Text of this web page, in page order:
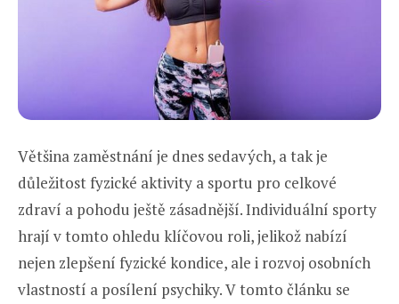
Většina zaměstnání je dnes sedavých, a tak je
důležitost fyzické aktivity a sportu pro celkové
zdraví a pohodu ještě zásadnější. Individuální sporty
hrají v tomto ohledu klíčovou roli, jelikož nabízí
nejen zlepšení fyzické kondice, ale i rozvoj osobních
vlastností a posílení psychiky. V tomto článku se